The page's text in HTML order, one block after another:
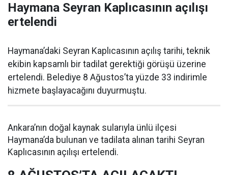
Haymana Seyran Kaplıcasının açılışı
ertelendi
Haymana’daki Seyran Kaplıcasının açılış tarihi, teknik
ekibin kapsamlı bir tadilat gerektiği görüşü üzerine
ertelendi. Belediye 8 Ağustos’ta yüzde 33 indirimle
hizmete başlayacağını duyurmuştu.
Ankara’nın doğal kaynak sularıyla ünlü ilçesi
Haymana’da bulunan ve tadilata alınan tarihi Seyran
Kaplıcasının açılışı ertelendi.